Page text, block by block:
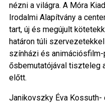
nézni a világra. A Móra
Irodalmi Alapítvány a
tart, új és megújult
határon túli
színházi és
ősbemutatójával tiszteleg
előtt.
Janikovszky Éva